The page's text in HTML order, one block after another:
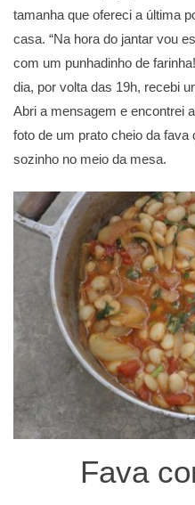
tamanha que ofereci a última
casa. “Na hora do jantar vou
com um punhadinho de
dia, por volta das 19h, recebi
Abri a mensagem e encontrei
foto de um prato cheio da fava
sozinho no meio da mesa.
Fava